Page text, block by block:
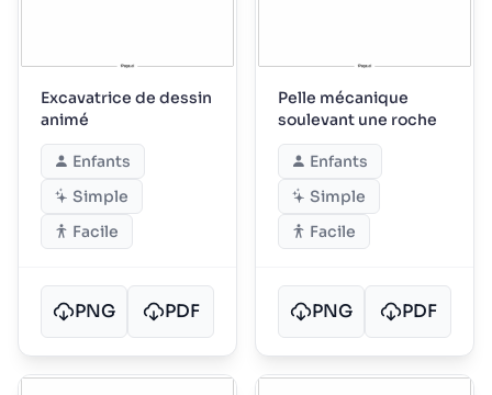
Excavatrice de dessin
animé
Enfants
Simple
Facile
PNG PDF
Pelle mécanique
soulevant une roche
Enfants
Simple
Facile
PNG PDF